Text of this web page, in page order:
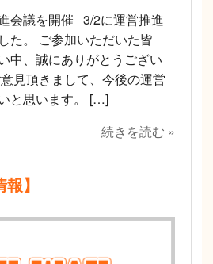
会議を開催 3/2に運営推進
た。 ご参加いただいた皆
中、誠にありがとうござい
見頂きまして、今後の運営
と思います。 […]
続きを読む »
】